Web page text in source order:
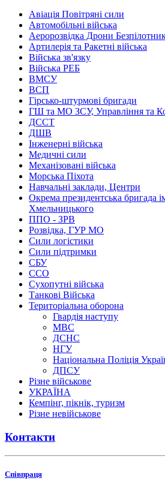
Авіація Повітряні сили
Автомобільні війська
Аеророзвідка Дрони
Артилерія та Ракетні війська
Війська зв'язку
Війська РЕБ
ВМСУ
ВСП
Гірсько-штурмові бригади
ГШ та МО ЗСУ, Управління та
ДССТ
ДШВ
Інженерні війська
Медичні сили
Механізовані війська
Морська Піхота
Навчальні заклади, Центри
Окрема президентська бригада
Хмельницького
ППО - ЗРВ
Розвідка, ГУР МО
Сили логістики
Сили підтримки
СБУ
ССО
Сухопутні війська
Танкові Війська
Територіальна оборона
Гвардія наступу
МВС
ДСНС
НГУ
Національна Поліція
ДПСУ
Різне військове
УКРАЇНА
Кемпінг, пікнік, туризм
Різне невійськове
Контакти
Співпраця